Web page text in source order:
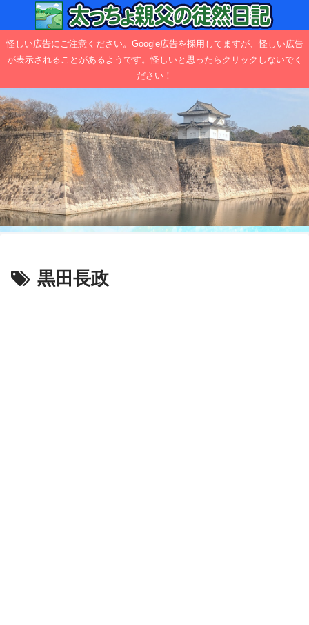
怪しい広告にご注意ください。Google広告を採用してますが、怪しい広告
が表示されることがあるようです。怪しいと思ったらクリックしないでく
ださい！
黒田長政